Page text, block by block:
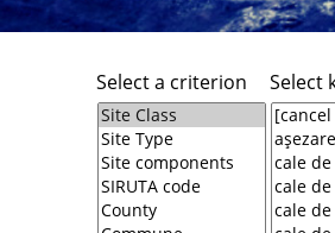
Select a criterion Select